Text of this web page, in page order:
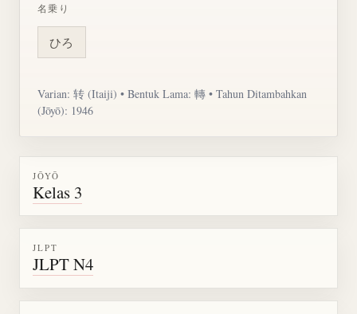
名乗り
ひろ
Varian: 转 (Itaiji) • Bentuk Lama: 轉 • Tahun Ditambahkan
(Jōyō): 1946
JŌYŌ
Kelas 3
JLPT
JLPT N4